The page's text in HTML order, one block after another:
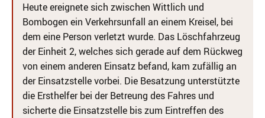
Heute ereignete sich zwischen Wittlich und
Bombogen ein Verkehrsunfall an einem Kreisel, bei
dem eine Person verletzt wurde. Das Löschfahrzeug
der Einheit 2, welches sich gerade auf dem Rückweg
von einem anderen Einsatz befand, kam zufällig an
der Einsatzstelle vorbei. Die Besatzung unterstützte
die Ersthelfer bei der Betreung des Fahres und
sicherte die Einsatzstelle bis zum Eintreffen des